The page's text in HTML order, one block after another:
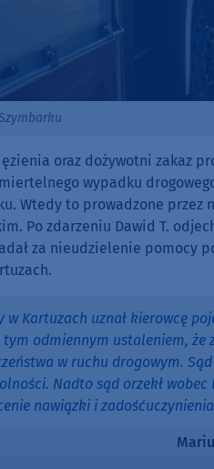
oraz dożywotni zakaz
wypadku
Wtedy to prowadzone przez
Po zdarzeniu Dawid T.
za nieudzielenie pomocy
w Kartuzach uznał kierowcę
tym odmiennym ustaleniem, że
w ruchu drogowym.
Nadto sąd orzekł
nawiązki i